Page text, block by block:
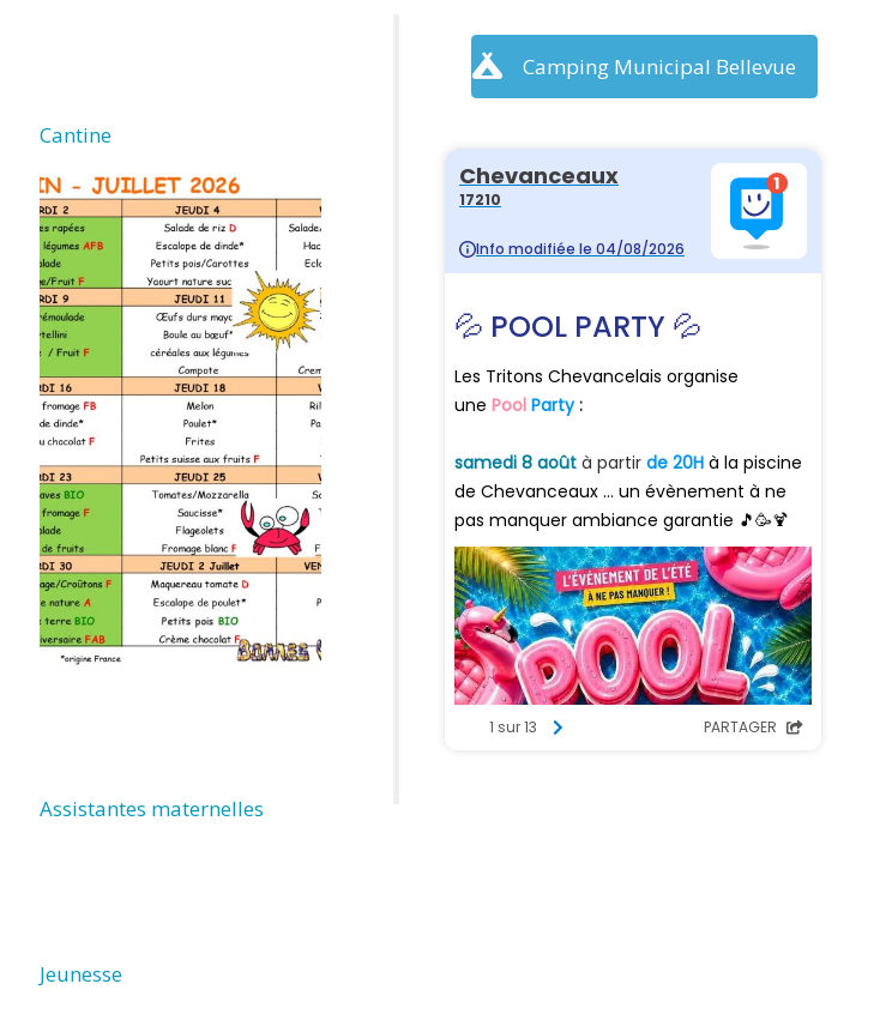
Cantine
Assistantes maternelles
Jeunesse
Camping Municipal Bellevue